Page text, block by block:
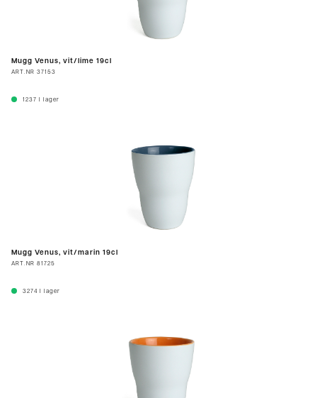
Mugg Venus, vit/lime 19cl
ART.NR 37153
1237 I lager
Mugg Venus, vit/marin 19cl
ART.NR 81725
3274 I lager